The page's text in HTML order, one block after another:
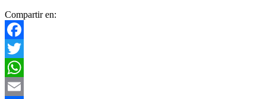
Compartir en:
Facebook
Twitter
WhatsApp